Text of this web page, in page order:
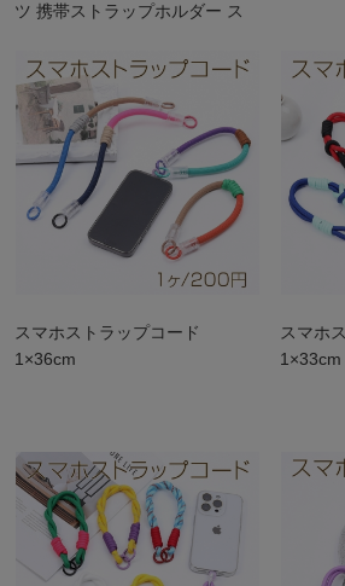
ツ 携帯ストラップホルダー ス
（10ヶ
スマホストラップコード
1×36cm
スマホ
1×33cm